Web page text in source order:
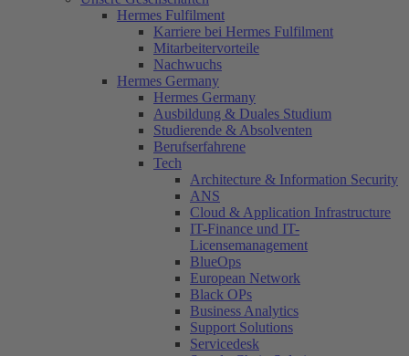
Hermes Fulfilment
Karriere bei Hermes Fulfilment
Mitarbeitervorteile
Nachwuchs
Hermes Germany
Hermes Germany
Ausbildung & Duales Studium
Studierende & Absolventen
Berufserfahrene
Tech
Architecture & Information Security
ANS
Cloud & Application Infrastructure
IT-Finance und IT-
Licensemanagement
BlueOps
European Network
Black OPs
Business Analytics
Support Solutions
Servicedesk